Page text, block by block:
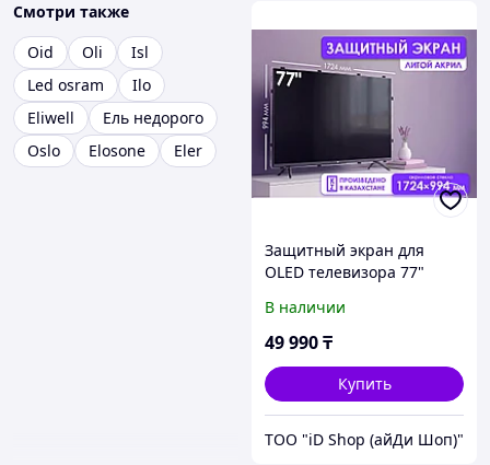
Смотри также
Oid
Oli
Isl
Led osram
Ilo
Eliwell
Ель недорого
Oslo
Elosone Eler
Защитный экран для
OLED телевизора 77"
Казахстан]
В наличии
49 990₸
Купить
ТОО "iD Shop (айДи Шоп)"